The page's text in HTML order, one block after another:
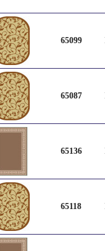
65099
65087
65136
65118